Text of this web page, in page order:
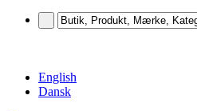
English
Dansk